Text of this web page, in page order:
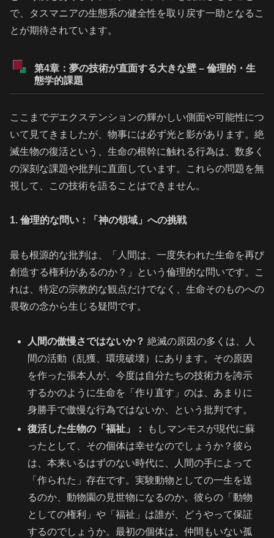
で、タスマニアの生態系の健全性を取り戻す一助となるこ
とが期待されています。
第4章：夢の技術が直面する大きな壁 – 倫理的・生
態学的課題
ここまでデエクステンションの輝かしい側面や可能性につ
いて見てきましたが、物事には必ず光と影があります。絶
滅生物の復活という、生命の根幹に触れる行為は、数多く
の深刻な課題や批判に直面しています。これらの問題を無
視して、この技術を語ることはできません。
1. 倫理的な問い：「神の領域」への挑戦
最も根源的な批判は、「人間は、一度失われた生命を再び
創造する権利があるのか？」という倫理的な問いです。こ
れは、特定の宗教的な観点だけでなく、生命そのものへの
畏敬の念から生じる疑問です。
人間の傲慢さではないか？ 絶滅の原因の多くは、人
間の活動（乱獲、環境破壊）にあります。その原因
を作った張本人が、今度は自分たちの技術力を誇示
するかのように生命を「作り直す」のは、あまりに
身勝手で傲慢な行為ではないか、という批判です。
復活した生物の「福祉」：
もしマンモスが現代に蘇
ったとして、その個体は幸せなのでしょうか？彼ら
は、本来いるはずのない時代に、人間の手によって
「作られた」存在です。実験動物としての一生を送
るのか、動物園の見世物になるのか。彼らの「動物
としての権利」や「福祉」は誰が、どうやって保証
するのでしょうか。最初の個体は、仲間もいない孤